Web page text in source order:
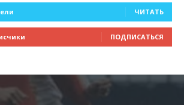
ЧИТАТЬ
ПОДПИСАТЬСЯ